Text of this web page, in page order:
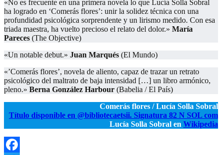
«No es frecuente en una primera novela lo que Lucía Solla Sobral
ha logrado en ‘Comerás flores’: unir la solidez técnica con una
profundidad psicológica sorprendente y un lirismo medido. Con esa
triada maestra, ha vuelto precioso el relato del dolor.» María
Pareces (The Objective)
«Un notable debut.» Juan Marqués (El Mundo)
«’Comerás flores’, novela de aliento, capaz de trazar un retrato
psicológico del maltrato de baja intensidad […] un libro armónico,
pleno.» Berna González Harbour (Babelia / El País)
Comerás flores / Lucía Solla Sobral
Título disponible en @bibliotecaetsii. Signatura 82 N SOL com
Lucía Solla Sobral en Wikipedia